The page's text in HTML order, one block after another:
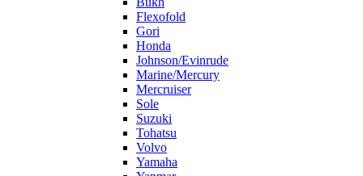
Flexofold
Gori
Honda
Johnson/Evinrude
Marine/Mercury
Mercruiser
Sole
Suzuki
Tohatsu
Volvo
Yamaha